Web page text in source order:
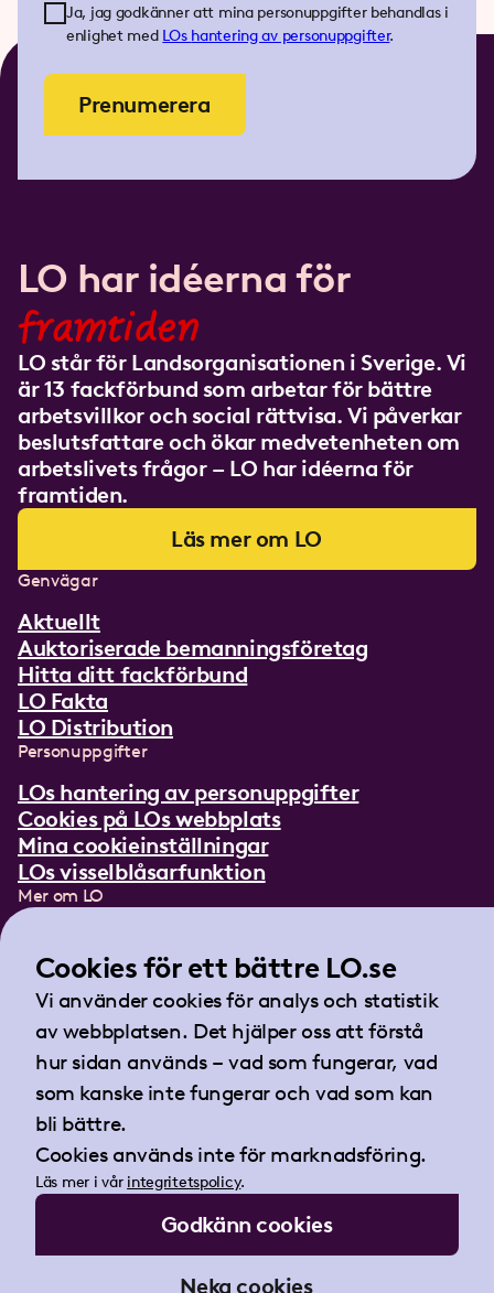
Ja, jag godkänner att mina personuppgifter behandlas i
enlighet med LOs hantering av personuppgifter.
Prenumerera
LO har idéerna för
framtiden
LO står för Landsorganisationen i Sverige. Vi
är 13 fackförbund som arbetar för bättre
arbetsvillkor och social rättvisa. Vi påverkar
beslutsfattare och ökar medvetenheten om
arbetslivets frågor – LO har idéerna för
framtiden.
Läs mer om LO
Genvägar
Aktuellt
Auktoriserade bemanningsföretag
Hitta ditt fackförbund
LO Fakta
LO Distribution
Personuppgifter
LOs hantering av personuppgifter
Cookies på LOs webbplats
Mina cookieinställningar
LOs visselblåsarfunktion
Mer om LO
Lättläst om LO
Teckenspråksfilm
Tidningen Arbetet
Landsorganisationen i Sverige
Barnhusgatan 18
105 53 Stockholm
Tel:08-796 25 00
Fax:08-796 25 17
E-post:info@lo.se
Org.nr 802001-9769
Cookies för ett bättre LO.se
Vi använder cookies för analys och statistik
av webbplatsen. Det hjälper oss att förstå
hur sidan används – vad som fungerar, vad
som kanske inte fungerar och vad som kan
bli bättre.
Cookies används inte för marknadsföring.
Läs mer i vår integritetspolicy.
Godkänn cookies
Neka cookies